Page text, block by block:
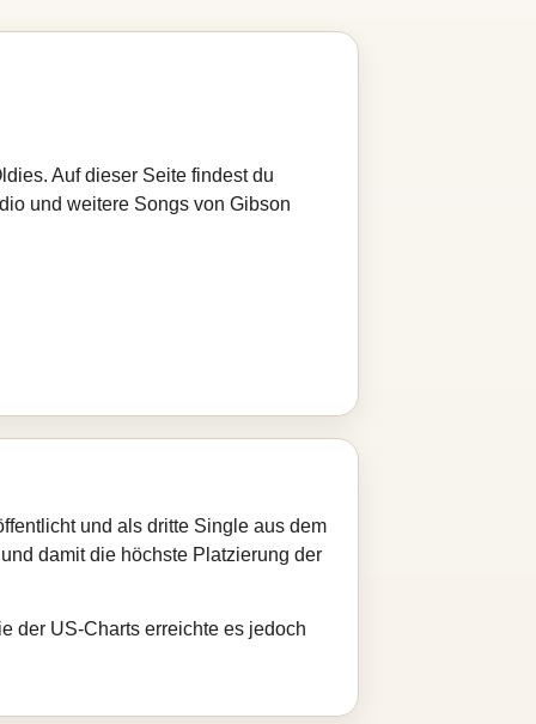
Auf dieser Seite findest du
und weitere Songs von Gibson
und als dritte Single aus dem
damit die höchste Platzierung der
der US-Charts erreichte es jedoch